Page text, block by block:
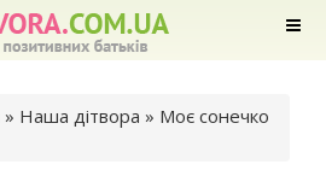
» Наша дітвора » Моє сонечко